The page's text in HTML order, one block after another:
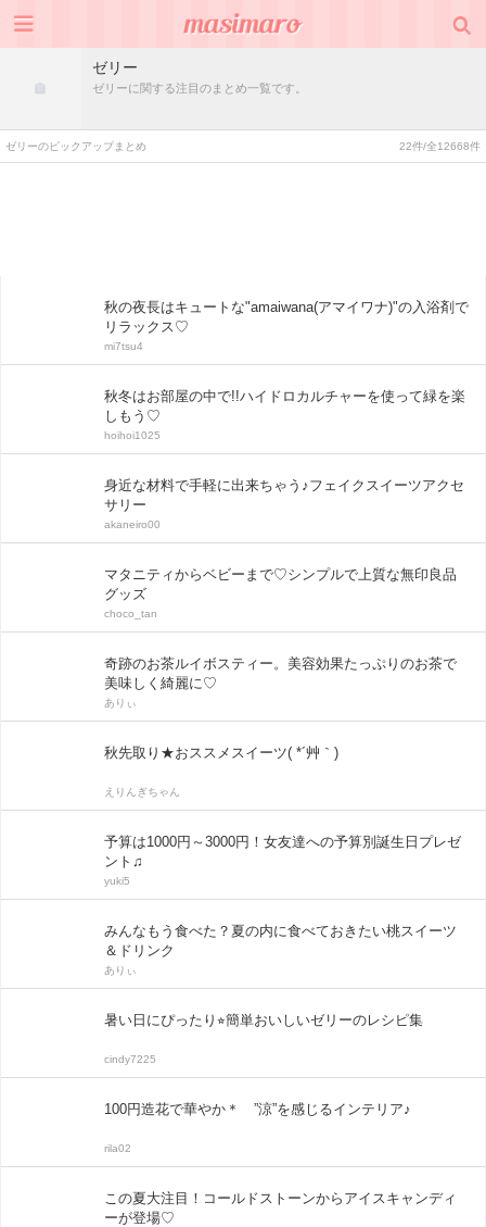
ゼリー
ゼリーに関する注目のまとめ一覧です。
ゼリーのピックアップまとめ 22件/全12668件
秋の夜長はキュートな"amaiwana(アマイワナ)"の入浴剤で
リラックス♡
mi7tsu4
秋冬はお部屋の中で!!ハイドロカルチャーを使って緑を楽
しもう♡
hoihoi1025
身近な材料で手軽に出来ちゃう♪フェイクスイーツアクセ
サリー
akaneiro00
マタニティからベビーまで♡シンプルで上質な無印良品
グッズ
choco_tan
奇跡のお茶ルイボスティー。美容効果たっぷりのお茶で
美味しく綺麗に♡
ありぃ
秋先取り★おススメスイーツ( *´艸｀)
えりんぎちゃん
予算は1000円～3000円！女友達への予算別誕生日プレゼ
ント♫
yuki5
みんなもう食べた？夏の内に食べておきたい桃スイーツ
＆ドリンク
ありぃ
暑い日にぴったり⭐︎簡単おいしいゼリーのレシピ集
cindy7225
100円造花で華やか＊ ”涼”を感じるインテリア♪
rila02
この夏大注目！コールドストーンからアイスキャンディ
ーが登場♡